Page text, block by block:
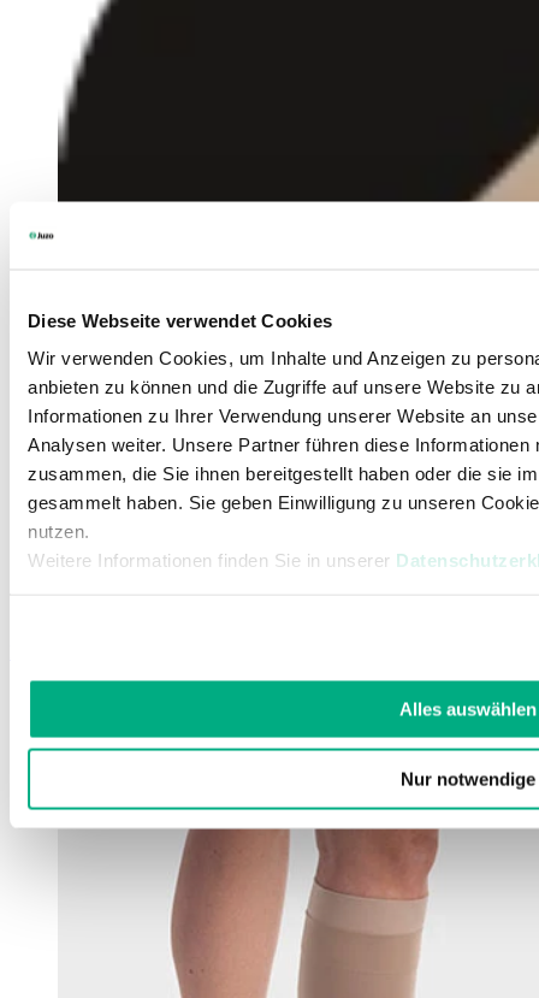
Diese Webseite verwendet Cookies
Wir verwenden Cookies, um Inhalte und Anzeigen zu
anbieten zu können und die Zugriffe auf unsere Website zu
Informationen zu Ihrer Verwendung unserer Website an
Analysen weiter. Unsere Partner führen diese
zusammen, die Sie ihnen bereitgestellt haben oder die sie
gesammelt haben. Sie geben Einwilligung zu unseren
nutzen.
Weitere Informationen finden Sie in unserer
Alles auswählen
Nur notwendige